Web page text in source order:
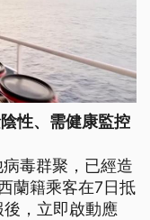
性、需健康監控
毒群聚，已經造
蘭籍乘客在7日抵
，立即啟動應